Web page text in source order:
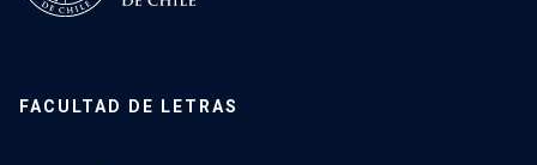
FACULTAD DE LETRAS